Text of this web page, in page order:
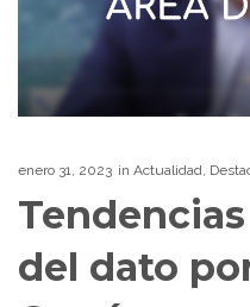
enero 31, 2023 in Actualidad
del dato